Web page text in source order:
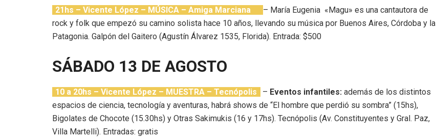
21hs – Vicente López – MÚSICA – Amiga Marciana
– María Eugenia «Magu» es una cantautora de
rock y folk que empezó su camino solista hace 10 años, llevando su música por Buenos Aires, Córdoba y la
Patagonia. Galpón del Gaitero (Agustín Álvarez 1535, Florida). Entrada: $500
SÁBADO 13 DE AGOSTO
10 a 20hs – Vicente López – MUESTRA – Tecnópolis – Eventos infantiles:además de los distintos
espacios de ciencia, tecnología y aventuras, habrá shows de “El hombre que perdió su sombra” (15hs),
Bigolates de Chocote (15.30hs) y Otras Sakimukis (16 y 17hs). Tecnópolis (Av. Constituyentes y Gral. Paz,
Villa Martelli). Entradas: gratis